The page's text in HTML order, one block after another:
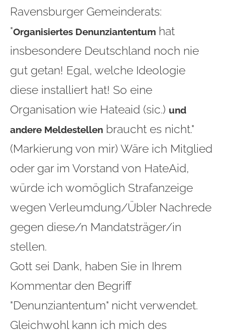
Ravensburger Gemeinderats:
"Organisiertes Denunziantentum hat
insbesondere Deutschland noch nie
gut getan! Egal, welche Ideologie
diese installiert hat! So eine
Organisation wie Hateaid (sic.) und
andere Meldestellen braucht es nicht."
(Markierung von mir) Wäre ich Mitglied
oder gar im Vorstand von HateAid,
würde ich womöglich Strafanzeige
wegen Verleumdung/Übler Nachrede
gegen diese/n Mandatsträger/in
stellen.
Gott sei Dank, haben Sie in Ihrem
Kommentar den Begriff
"Denunziantentum" nicht verwendet.
Gleichwohl kann ich mich des